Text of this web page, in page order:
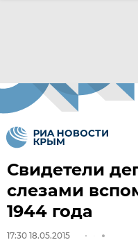
Свидетели
слезами
1944 года
17:30 18.05.2015